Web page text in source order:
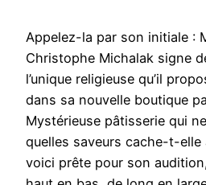
Appelez-la par son initiale :
Christophe Michalak signe
l’unique religieuse qu’il
dans sa nouvelle boutique
Mystérieuse pâtisserie qui
quelles saveurs cache-t-elle
voici prête pour son